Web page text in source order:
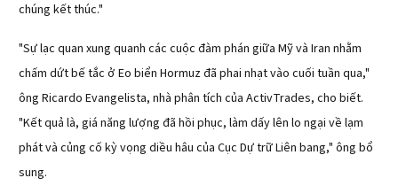
chúng kết thúc."
"Sự lạc quan xung quanh các cuộc đàm phán giữa Mỹ và Iran nhằm
chấm dứt bế tắc ở Eo biển Hormuz đã phai nhạt vào cuối tuần qua,"
ông Ricardo Evangelista, nhà phân tích của ActivTrades, cho biết.
"Kết quả là, giá năng lượng đã hồi phục, làm dấy lên lo ngại về lạm
phát và củng cố kỳ vọng diều hâu của Cục Dự trữ Liên bang," ông bổ
sung.